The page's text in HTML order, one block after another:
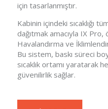
için tasarlanmıştır.
Kabinin içindeki sıcaklığı
dağıtmak amacıyla IX Pro,
Havalandırma ve
Bu sistem, baskı süreci
sıcaklık ortamı yaratarak
güvenilirlik sağlar.